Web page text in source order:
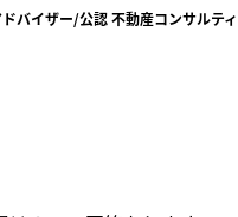
バイザー/公認 不動産コンサルテ